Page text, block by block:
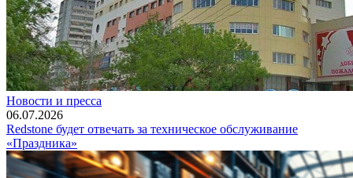
Новости и пресса
06.07.2026
Redstone будет отвечать за техническое обслуживание
«Праздника»